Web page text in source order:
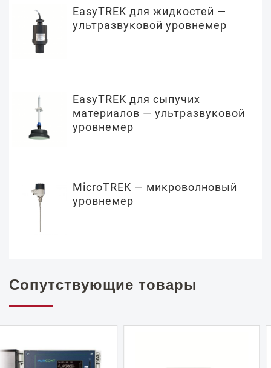
EasyTREK для жидкостей —
ультразвуковой уровнемер
EasyTREK для сыпучих
материалов — ультразвуковой
уровнемер
MicroTREK — микроволновый
уровнемер
Сопутствующие товары